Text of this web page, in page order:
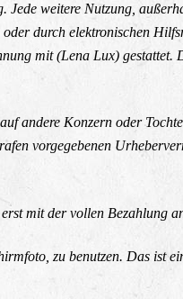
weitere Nutzung,
durch elektronischen
mit (Lena Lux)
andere Konzern oder
vorgegebenen
mit der vollen Bezahlung
zu benutzen. Das ist